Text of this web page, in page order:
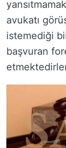
avukatı
istemediği
başvuran